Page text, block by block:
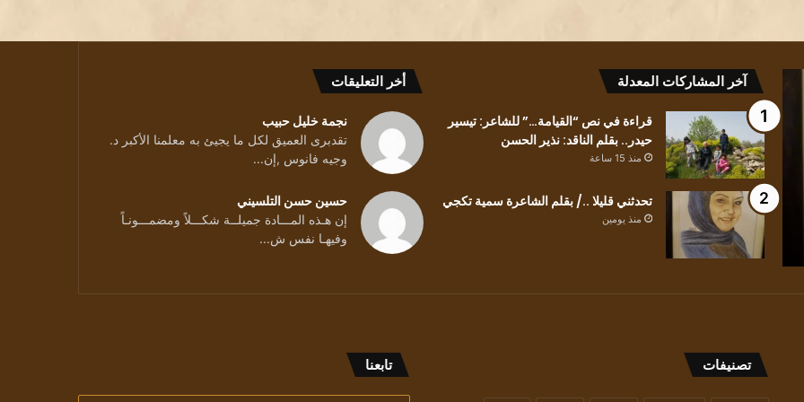
في ” وحدهم
البشير عبيد
قراءة
في
نص
“القيامة…”
للشاعر:
بقلم
الناقد:
منذ 15 ساعة
قراءة في نص “القيامة…” للشاعر: تيسير حيدر..
آخر المشاركات المعدلة
قراءة في نص “القيامة…” للشاعر: تيسير
حيدر.. بقلم الناقد: نذير الحسن
منذ 15 ساعة
تحدثني قليلا ../ بقلم الشاعرة سمية تكجي
منذ يومين
أخر التعليقات
نجمة خليل حبيب
تقدبرى العميق لكل ما يجيئ به معلمنا الأكبر د.
وجيه فانوس ,إن...
حسين حسن التلسيني
إن هـذه المـــادة جميلــة شكـــلاً ومضمـــونـاً
وفيهـا نفس ش...
تصنيفات تابعنا